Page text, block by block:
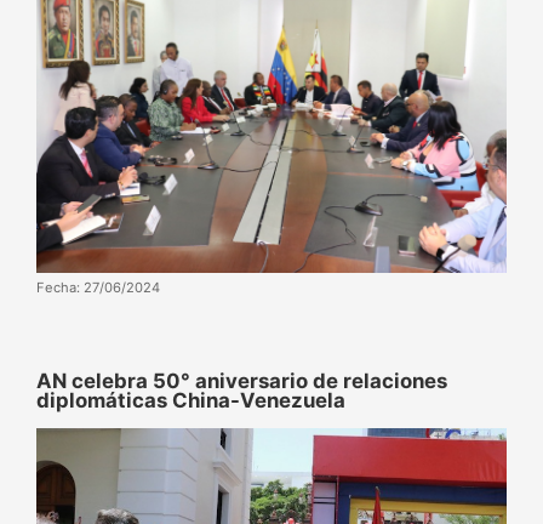
Fecha: 27/06/2024
AN celebra 50° aniversario de relaciones
diplomáticas China-Venezuela